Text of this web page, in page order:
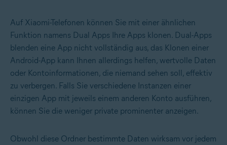
Auf Xiaomi-Telefonen können Sie mit einer ähnlichen
Funktion namens Dual Apps Ihre Apps klonen. Dual-Apps
blenden eine App nicht vollständig aus, das Klonen einer
Android-App kann Ihnen allerdings helfen, wertvolle Daten
oder Kontoinformationen, die niemand sehen soll, effektiv
zu verbergen. Falls Sie verschiedene Instanzen einer
einzigen App mit jeweils einem anderen Konto ausführen,
können Sie die weniger private prominenter anzeigen.
Obwohl diese Ordner bestimmte Daten wirksam vor jedem